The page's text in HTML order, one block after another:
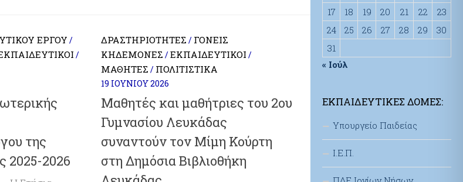
ΈΡΓΟΥ /
/
της
2025-2026
ΔΡΑΣΤΗΡΙΌΤΗΤΕΣ / ΓΟΝΕΊΣ
ΚΗΔΕΜΌΝΕΣ /ΕΚΠΑΙΔΕΥΤΙΚΟΊ /
ΜΑΘΗΤΈΣ / ΠΟΛΙΤΙΣΤΙΚΆ
19 ΙΟΥΝΊΟΥ 2026
Μαθητές και μαθήτριες του 2ου
Γυμνασίου Λευκάδας
συναντούν τον Μίμη Κούρτη
στη Δημόσια Βιβλιοθήκη
17
18 19 20 21 22
23
24
25 26 27 28 29
30
31
« Ιούλ
ΕΚΠΑΙΔΕΥΤΙΚΈΣ ΔΟΜΈΣ:
Υπουργείο Παιδείας
Ι.Ε.Π.